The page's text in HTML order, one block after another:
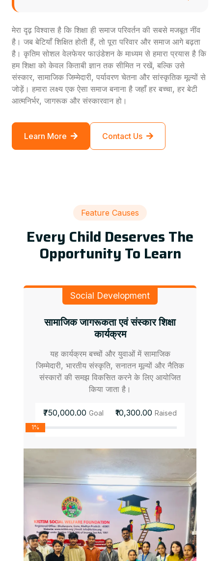
मेरा दृढ़ विश्वास है कि शिक्षा ही समाज परिवर्तन की सबसे मजबूत नींव
है। जब बेटियाँ शिक्षित होती हैं, तो पूरा परिवार और समाज आगे बढ़ता
है। कृतिम सोशल वेलफेयर फाउंडेशन के माध्यम से हमारा प्रयास है कि
हम शिक्षा को केवल किताबी ज्ञान तक सीमित न रखें, बल्कि उसे
संस्कार, सामाजिक जिम्मेदारी, पर्यावरण चेतना और सांस्कृतिक मूल्यों से
जोड़ें। हमारा लक्ष्य एक ऐसा समाज बनाना है जहाँ हर बच्चा, हर बेटी
आत्मनिर्भर, जागरूक और संस्कारवान हो।
Learn More Contact Us
Feature Causes
Every Child Deserves The
Opportunity To Learn
Social Development
सामाजिक जागरूकता एवं संस्कार शिक्षा
कार्यक्रम
यह कार्यक्रम बच्चों और युवाओं में सामाजिक
जिम्मेदारी, भारतीय संस्कृति, सनातन मूल्यों और नैतिक
संस्कारों की समझ विकसित करने के लिए आयोजित
किया जाता है।
₹750,000.00 Goal ₹10,300.00 Raised
1%